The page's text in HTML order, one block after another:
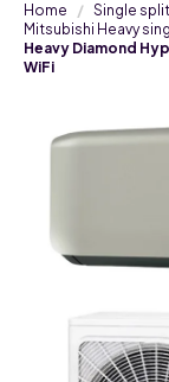
Home
Single
Mitsubishi Heavy
Heavy Diamond
WiFi